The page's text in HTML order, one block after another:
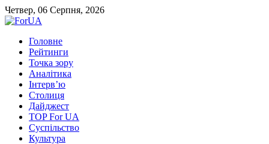
Четвер, 06 Серпня, 2026
Головне
Рейтинги
Точка зору
Аналітика
Інтерв’ю
Столиця
Дайджест
TOP For UA
Суспiльство
Культура